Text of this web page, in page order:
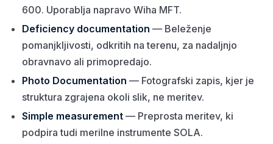
600. Uporablja napravo Wiha MFT.
Deficiency documentation — Beleženje
pomanjkljivosti, odkritih na terenu, za nadaljnjo
obravnavo ali primopredajo.
Photo Documentation — Fotografski zapis, kjer je
struktura zgrajena okoli slik, ne meritev.
Simple measurement — Preprosta meritev, ki
podpira tudi merilne instrumente SOLA.